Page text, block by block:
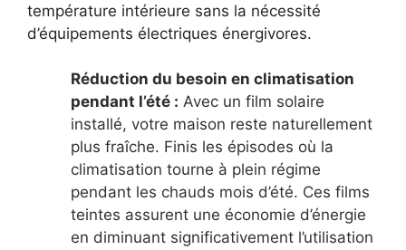
température intérieure sans la nécessité
d’équipements électriques énergivores.
Réduction du besoin en climatisation
pendant l’été : Avec un film solaire
installé, votre maison reste naturellement
plus fraîche. Finis les épisodes où la
climatisation tourne à plein régime
pendant les chauds mois d’été. Ces films
teintes assurent une économie d’énergie
en diminuant significativement l’utilisation